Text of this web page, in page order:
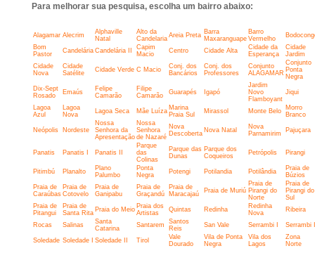
Para melhorar sua pesquisa, escolha um bairro abaixo:
Alagamar Alecrim
Alphaville
Natal
Alto da
Candelaria Areia Preta Barra
Maxaranguape
Barro
Vermelho
Bom
Pastor
Candelária Candelária II
Capim
Macio
Centro Cidade Alta
Cidade da
Esperança
Cidade
Jardim
Cidade
Nova
Cidade
Satélite
Cidade Verde C Macio
Conj. dos
Bancários
Conj. dos
Professores
Conjunto
ALAGAMAR
Conjunto
Ponta
Negra
Dix-Sept
Rosado
Emaús
Felipe
Camarão
Filipe
Camarão
Guarapés Igapó
Jardim
Novo
Flamboyant
Jiqui
Lagoa
Azul
Lagoa
Nova
Lagoa Seca Mãe Luíza Marina
Praia Sul
Mirassol Monte Belo
Morro
Branco
Neópolis Nordeste
Nossa
Senhora da
Apresentação
Nossa
Senhora
de Nazaré
Nova
Descoberta Nova Natal
Nova
Parnamirim
Pajuçara
Panatis Panatis I Panatis II
Parque
das
Colinas
Parque das
Dunas
Parque dos
Coqueiros
Petrópolis Pirangi
Pitimbú Planalto
Plano
Palumbo
Ponta
Negra
Potengi Potilandia Potilândia
Praia de
Búzios
Praia de
Caraúbas
Praia de
Cotovelo
Praia de
Ganipabu
Praia de
Graçandú
Praia de
Maracajaú
Praia de Muriú
Praia de
Pirangi do
Norte
Praia de
Pirangi do
Sul
Praia de
Pitangui
Praia de
Santa Rita Praia do Meio Praia dos
Artistas
Quintas Redinha
Redinha
Nova
Ribeira
Rocas Salinas
Santa
Catarina
Santarem
Santos
Reis
San Vale Serrambi I Serrambi
Soledade Soledade I Soledade II Tirol
Vale
Dourado
Vila de Ponta
Negra
Vila dos
Lagos
Zona
Norte